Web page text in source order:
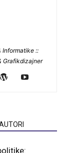
Informatike ::
Grafikdizajner